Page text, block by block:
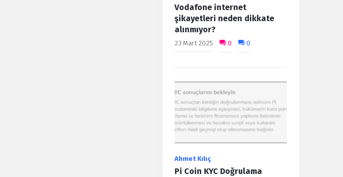
Vodafone internet
şikayetleri neden dikkate
alınmıyor?
23 Mart 2025 0 0
Ahmet Kılıç
Pi Coin KYC Doğrulama